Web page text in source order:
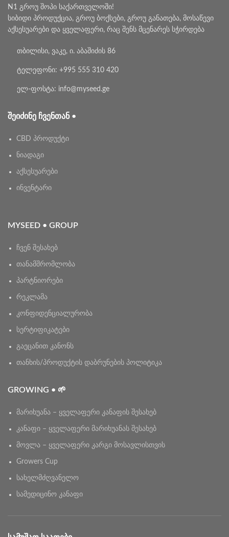
N1 გროუ შოპი საქართველოში!
სიბიდი პროდუქცია, გროუ ბოქსები, გროუ განათება, მოსაწევი
აქსესუარები და ყველაფერი, რაც შენს მცენარეს სჭირდება
თბილისი, ვაკე, ი. აბაშიძის 86
ტელეფონი: +995 555 310 420
ელ-ფოსტა: info@myseed.ge
ᲨᲔᲘᲫᲘᲜᲔ ᲩᲕᲔᲜᲗᲐᲜ •
CBD პროდუქტი
ნიადაგი
აქსესუარები
ინვენტარი
MYSEED • GROUP
ჩვენ შესახებ
თანამშრომლობა
პარტნიორები
რეკლამა
კონფიდენციალურობა
სერტიფიკატები
გაეცანით კანონს
თანხის/პროდუქტის დაბრუნების პოლიტიკა
GROWING • 🌱
მარიხუანა – ყველაფერი კანაფის შესახებ
კანაფი – ყველაფერი მარიხუანას შესახებ
მოვლა – ყველაფერი კარგი მოსავლისთვის
Growers Cup
სახელმძღვანელო
სამედიცინო კანაფი